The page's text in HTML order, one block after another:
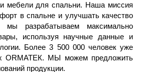
мебели для спальни. Наша миссия
в спальне и улучшать качество
разрабатываем максимально
используя научные данные и
Более 3 500 000 человек уже
ОRМАТЕК. МЫ можем предложить
продукции.